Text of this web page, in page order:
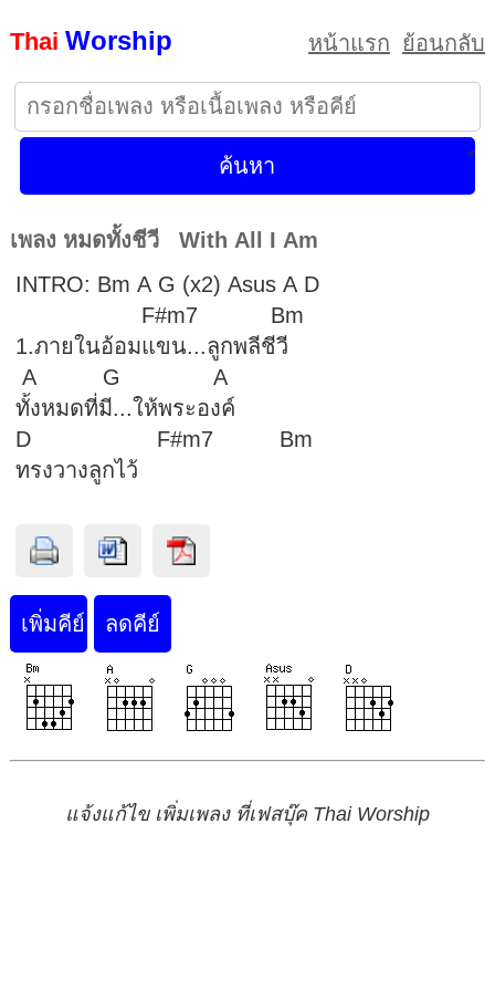
Thai Worship หน้าแรก ย้อนกลับ
เพลง หมดทั้งชีวี With All I Am
INTRO: Bm A G (x2) Asus A D
F#m7 Bm
1.ภายในอ้อมแขน...ลูกพลีชีวี
A G A
ทั้งหมดที่มี...ให้พระองค์
D F#m7 Bm
ทรงวางลูกไว้
แจ้งแก้ไข เพิ่มเพลง ที่เฟสบุ๊ค Thai Worship